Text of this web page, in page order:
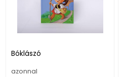
Bóklászó
azonnal